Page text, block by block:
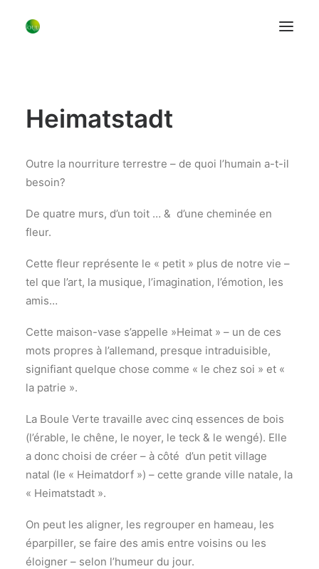
Les Bougeoirs
Fils faits main
Les fleurs
Le Concept
Blog
Contact
Recherche
Heimatstadt
Outre la nourriture terrestre – de quoi l’humain a-t-il
besoin?
De quatre murs, d’un toit … & d’une cheminée en
fleur.
Cette fleur représente le « petit » plus de notre vie –
tel que l’art, la musique, l’imagination, l’émotion, les
amis…
Cette maison-vase s’appelle »Heimat » – un de ces
mots propres à l’allemand, presque intraduisible,
signifiant quelque chose comme « le chez soi » et «
la patrie ».
La Boule Verte travaille avec cinq essences de bois
(l’érable, le chêne, le noyer, le teck & le wengé). Elle
a donc choisi de créer – à côté d’un petit village
natal (le « Heimatdorf ») – cette grande ville natale, la
« Heimatstadt ».
On peut les aligner, les regrouper en hameau, les
éparpiller, se faire des amis entre voisins ou les
éloigner – selon l’humeur du jour.